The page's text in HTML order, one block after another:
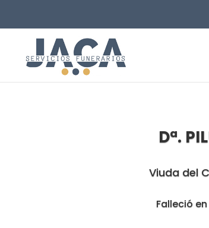
Dª.
Viuda del
Falleció